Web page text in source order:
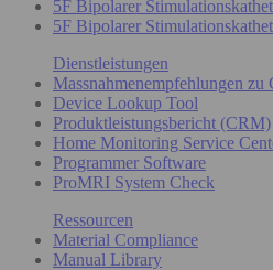
5F Bipolarer
5F Bipolarer
Dienstleistungen
Massnahmenempfehlungen
Device Lookup Tool
Produktleistungsbericht (CRM)
Home Monitoring Service
Programmer Software
ProMRI System Check
Ressourcen
Material Compliance
Manual Library